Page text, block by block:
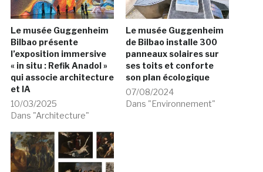
Le musée Guggenheim
Bilbao présente
l’exposition immersive
« in situ : Refik Anadol »
qui associe architecture
et IA
10/03/2025
Dans "Architecture"
Le musée Guggenheim
de Bilbao installe 300
panneaux solaires sur
ses toits et conforte
son plan écologique
07/08/2024
Dans "Environnement"